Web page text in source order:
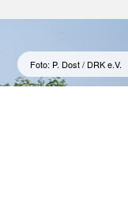
Foto: P. Dost / DRK e.V.